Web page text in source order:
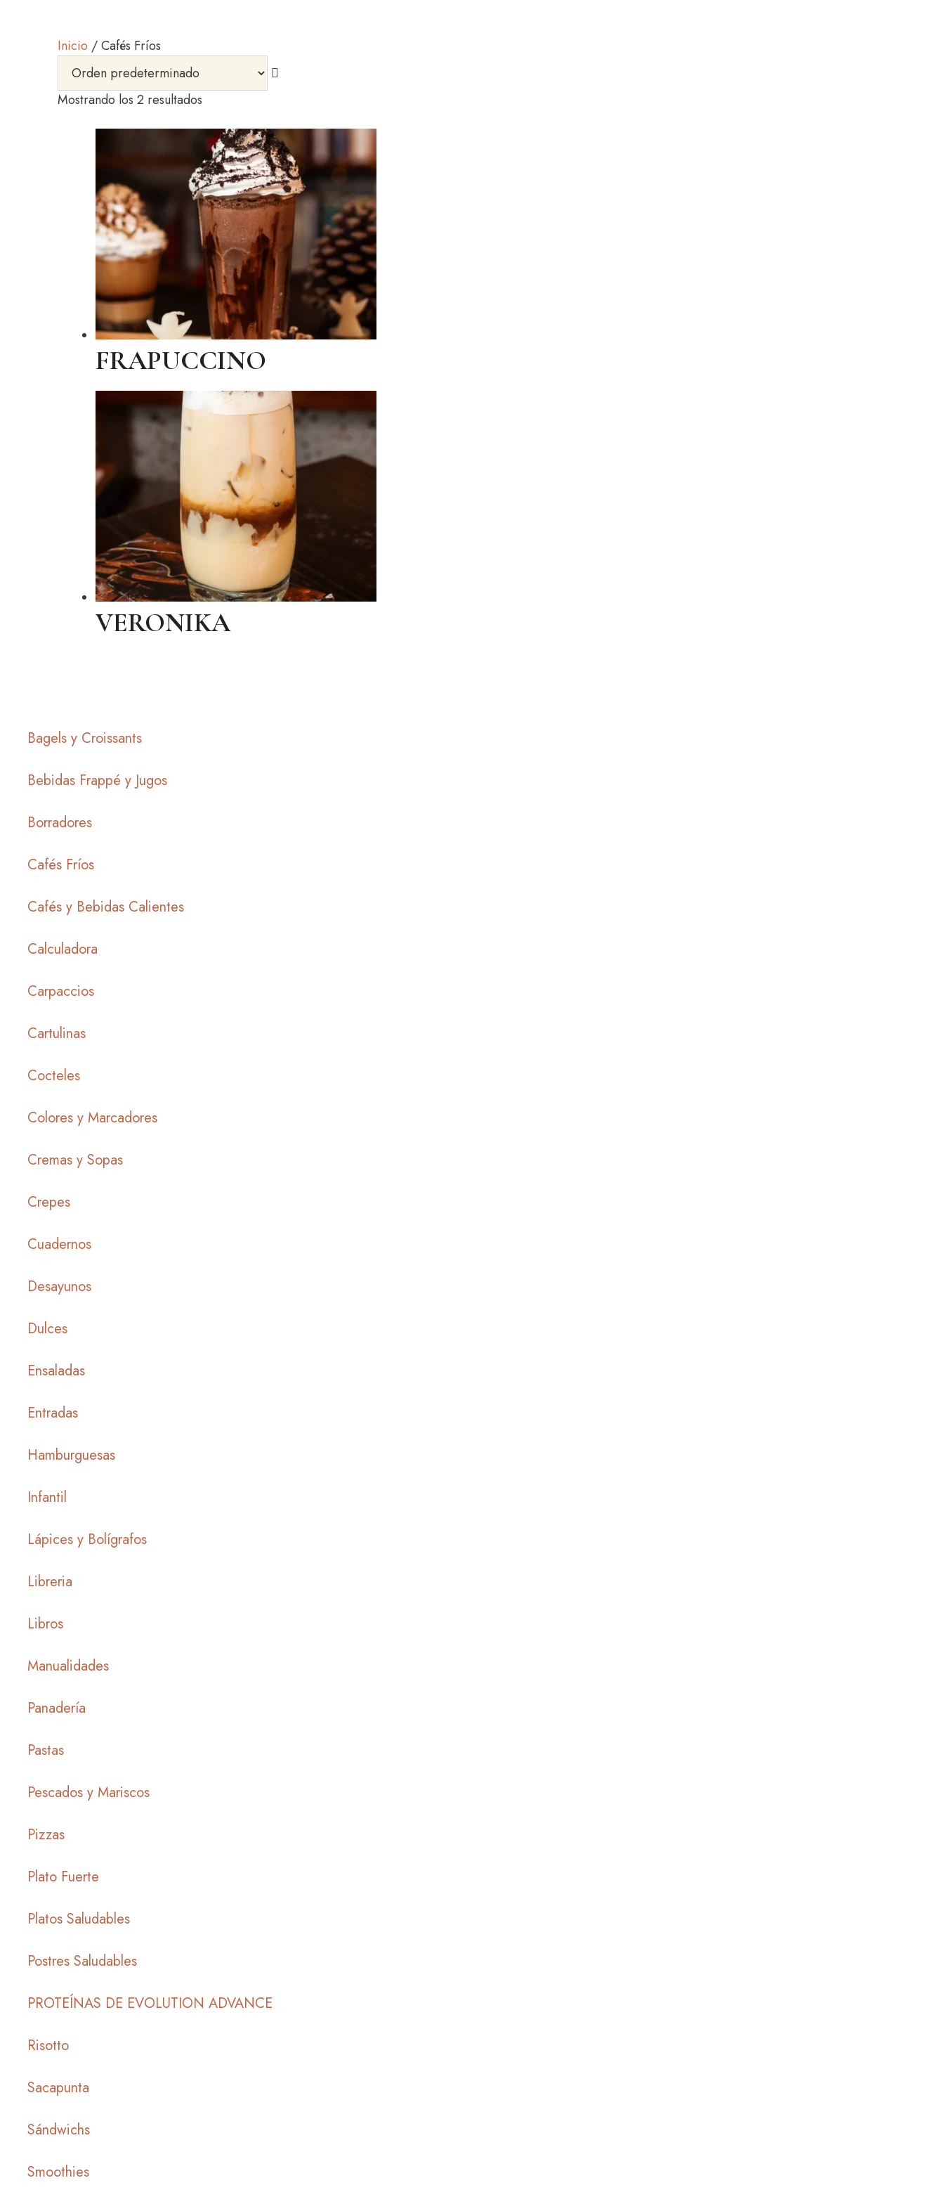
Inicio / Cafés Fríos
Mostrando los 2 resultados
FRAPUCCINO
VERONIKA
Bagels y Croissants
Bebidas Frappé y Jugos
Borradores
Cafés Fríos
Cafés y Bebidas Calientes
Calculadora
Carpaccios
Cartulinas
Cocteles
Colores y Marcadores
Cremas y Sopas
Crepes
Cuadernos
Desayunos
Dulces
Ensaladas
Entradas
Hamburguesas
Infantil
Lápices y Bolígrafos
Libreria
Libros
Manualidades
Panadería
Pastas
Pescados y Mariscos
Pizzas
Plato Fuerte
Platos Saludables
Postres Saludables
PROTEÍNAS DE EVOLUTION ADVANCE
Risotto
Sacapunta
Sándwichs
Smoothies